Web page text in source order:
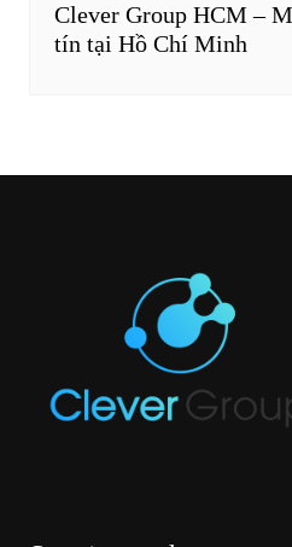
Clever Group HCM –
tín tại Hồ Chí Minh